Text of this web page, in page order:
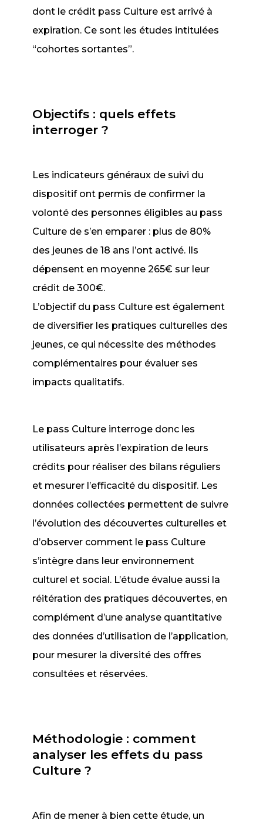
dont le crédit pass Culture est arrivé à
expiration. Ce sont les études intitulées
“cohortes sortantes”.
Objectifs : quels effets
interroger ?
Les indicateurs généraux de suivi du
dispositif ont permis de confirmer la
volonté des personnes éligibles au pass
Culture de s’en emparer : plus de 80%
des jeunes de 18 ans l’ont activé. Ils
dépensent en moyenne 265€ sur leur
crédit de 300€.
L’objectif du pass Culture est également
de diversifier les pratiques culturelles des
jeunes, ce qui nécessite des méthodes
complémentaires pour évaluer ses
impacts qualitatifs.
Le pass Culture interroge donc les
utilisateurs après l’expiration de leurs
crédits pour réaliser des bilans réguliers
et mesurer l’efficacité du dispositif. Les
données collectées permettent de suivre
l’évolution des découvertes culturelles et
d’observer comment le pass Culture
s’intègre dans leur environnement
culturel et social. L’étude évalue aussi la
réitération des pratiques découvertes, en
complément d’une analyse quantitative
des données d’utilisation de l’application,
pour mesurer la diversité des offres
consultées et réservées.
Méthodologie : comment
analyser les effets du pass
Culture ?
Afin de mener à bien cette étude, un